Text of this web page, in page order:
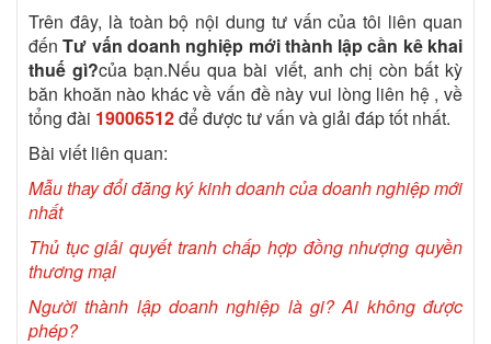
Trên đây, là toàn bộ nội dung tư vấn của tôi liên quan
đếnTư vấn doanh nghiệp mới thành lập cần kê khai
thuế gì?của bạn.Nếu qua bài viết, anh chị còn bất kỳ
băn khoăn nào khác về vấn đề này vui lòng liên hệ , về
tổng đài 19006512để được tư vấn và giải đáp tốt nhất.
Bài viết liên quan:
Mẫu thay đổi đăng ký kinh doanh của doanh nghiệp mới
nhất
Thủ tục giải quyết tranh chấp hợp đồng nhượng quyền
thương mại
Người thành lập doanh nghiệp là gi? Ai không được
phép?